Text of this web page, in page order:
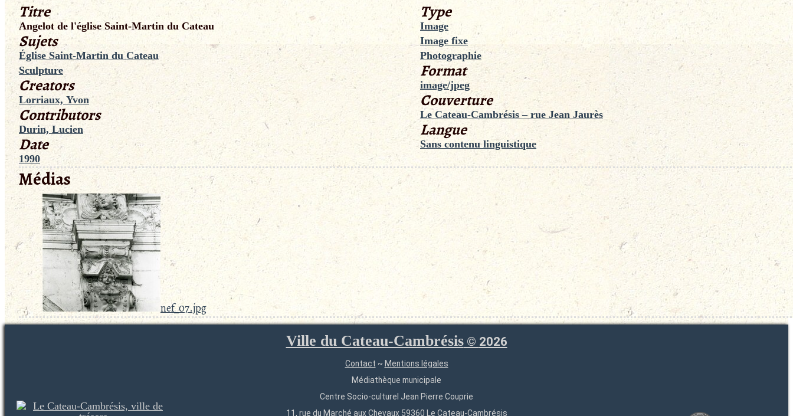
Titre
Angelot de l'église Saint-Martin du Cateau
Sujets
Église Saint-Martin du Cateau
Sculpture
Creators
Lorriaux, Yvon
Contributors
Durin, Lucien
Date
1990
Type
Image
Image fixe
Photographie
Format
image/jpeg
Couverture
Le Cateau-Cambrésis – rue Jean Jaurès
Langue
Sans contenu linguistique
Médias
nef_07.jpg
Ville du Cateau-Cambrésis© 2026
Contact ~ Mentions légales
Médiathèque municipale
Centre Socio-culturel Jean Pierre Couprie
11, rue du Marché aux Chevaux 59360 Le Cateau-Cambrésis